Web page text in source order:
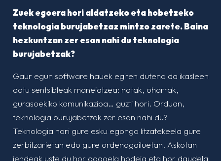
Zuek egoera hori aldatzeko eta hobetzeko
teknologia burujabetzaz mintzo zarete. Baina
hezkuntzan zer esan nahi du teknologia
burujabetzak?
Gaur egun software hauek egiten dutena da ikasleen
datu sentsibleak maneiatzea: notak, oharrak,
gurasoekiko komunikazioa… guzti hori. Orduan,
teknologia burujabetzak zer esan nahi du?
Teknologia hori gure esku egongo litzatekeela gure
zerbitzarietan edo gure ordenagailuetan. Askotan
jendeak uste du hor dagoela hodeia eta hor daudela